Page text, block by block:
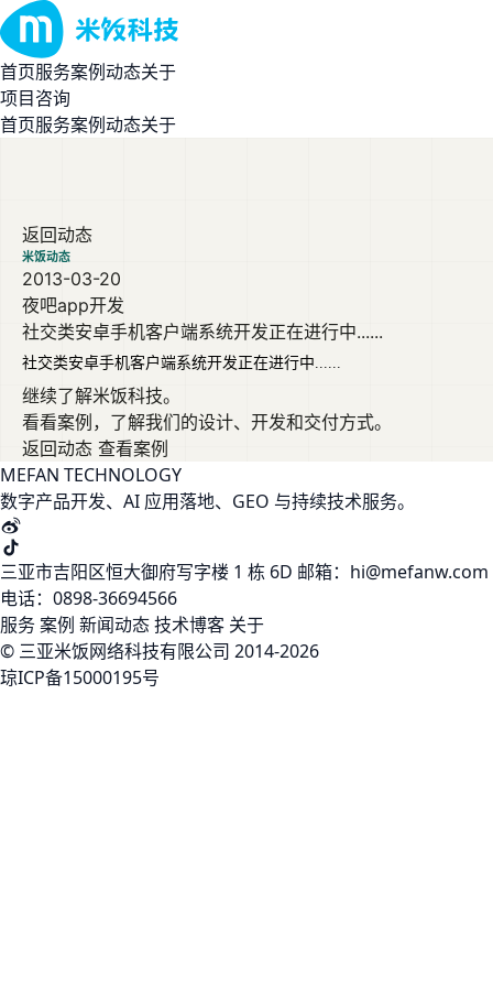
首页服务案例动态关于
项目咨询
首页服务案例动态关于
返回动态
米饭动态
2013-03-20
夜吧app开发
社交类安卓手机客户端系统开发正在进行中......
社交类安卓手机客户端系统开发正在进行中......
继续了解米饭科技。
看看案例，了解我们的设计、开发和交付方式。
返回动态 查看案例
MEFAN TECHNOLOGY
数字产品开发、AI 应用落地、GEO 与持续技术服务。
三亚市吉阳区恒大御府写字楼 1 栋 6D 邮箱：hi@mefanw.com
电话：0898-36694566
服务案例 新闻动态技术博客 关于
© 三亚米饭网络科技有限公司 2014-2026
琼ICP备15000195号